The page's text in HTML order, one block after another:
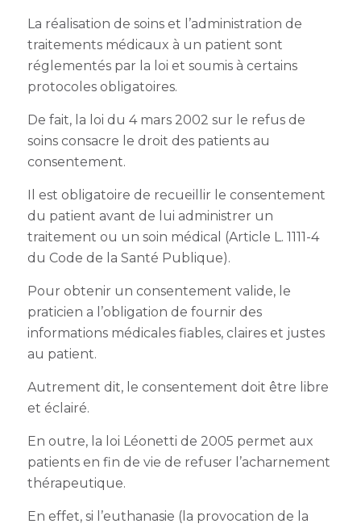
La réalisation de soins et l’administration de
traitements médicaux à un patient sont
réglementés par la loi et soumis à certains
protocoles obligatoires.
De fait, la loi du 4 mars 2002 sur le refus de
soins consacre le droit des patients au
consentement.
Il est obligatoire de recueillir le consentement
du patient avant de lui administrer un
traitement ou un soin médical (Article L. 1111-4
du Code de la Santé Publique).
Pour obtenir un consentement valide, le
praticien a l’obligation de fournir des
informations médicales fiables, claires et justes
au patient.
Autrement dit, le consentement doit être libre
et éclairé.
En outre, la loi Léonetti de 2005 permet aux
patients en fin de vie de refuser l’acharnement
thérapeutique.
En effet, si l’euthanasie (la provocation de la